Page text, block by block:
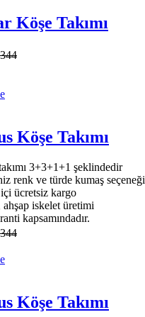
Köşe Takımı
Köşe Takımı
3+3+1+1 şeklindedir
renk ve türde kumaş seçeneği
ücretsiz kargo
ahşap iskelet üretimi
kapsamındadır.
Köşe Takımı